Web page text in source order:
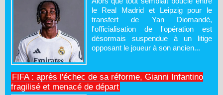
le Real Madrid et Leipzig pour le
transfert de Yan Diomandé,
l'officialisation de l'opération est
désormais suspendue à un litige
opposant le joueur à son ancien...
FIFA : après l'échec de sa réforme, Gianni Infantino
fragilisé et menacé de départ